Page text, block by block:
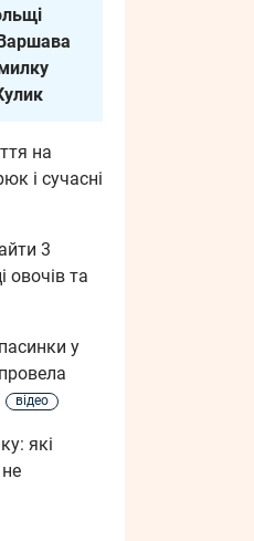
на
і сучасні
3
овочів та
у
відео
які